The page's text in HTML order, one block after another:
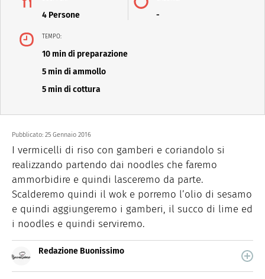
4 Persone -
TEMPO:
10 min di preparazione
5 min di ammollo
5 min di cottura
Pubblicato: 25 Gennaio 2016
I vermicelli di riso con gamberi e coriandolo si
realizzando partendo dai noodles che faremo
ammorbidire e quindi lasceremo da parte.
Scalderemo quindi il wok e porremo l’olio di sesamo
e quindi aggiungeremo i gamberi, il succo di lime ed
i noodles e quindi serviremo.
Redazione Buonissimo
quale trovi idee veloci, facili e spiegate passo passo.